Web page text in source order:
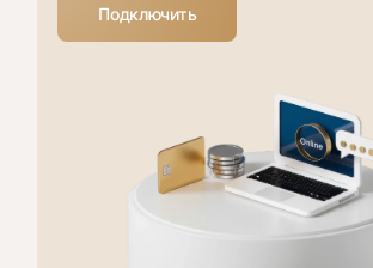
Подключить